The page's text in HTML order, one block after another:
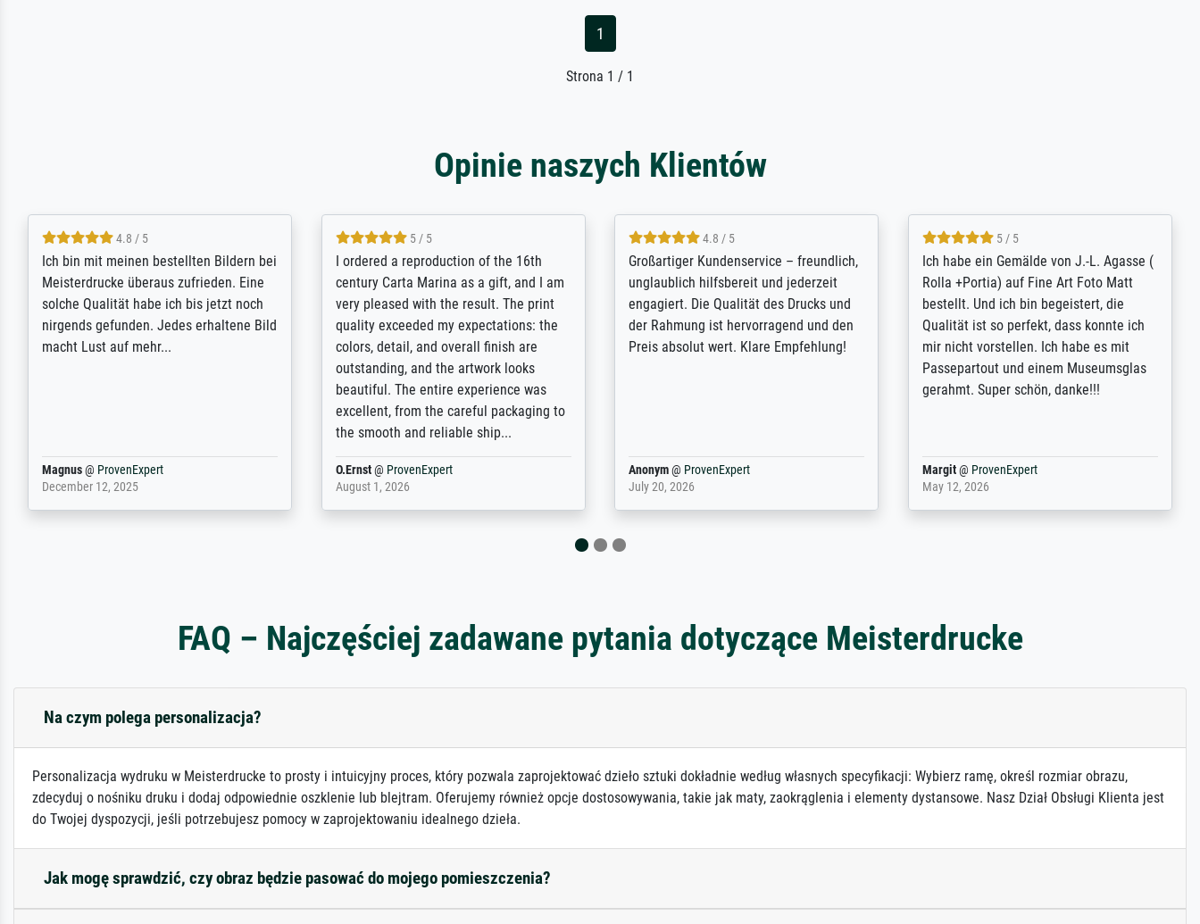
1
Strona 1 / 1
Opinie naszych Klientów
5 / 5
Rundum positive Erfahrung. Die
Ausführung des Auftrags hat eine Weile
gedauert, die angekündigte Lieferzeit
wurde aber letztlich sogar etwas
unterschritten. Die Qualität des Papiers
Dr.@ProvenExpert
February 3, 2026
5 / 5
The team at Meisterdrucke strives to
meet its clients demands, and provides
expert advice on how to obtain the best
results for the prints requested by the
client. The company has a vast
repertoire of prints to choose from, and
will provide excellent service also with
regards to prints which are not in that
repertoire. Highly recommended!
Anonym@ProvenExpert
April 22, 2026
5 / 5
Outstanding quality and customer
support. - the quality of the printing is
excellent and difficult to distinguish
from the real thing; it will be my go-to
for high-quality art prints from now on -
Anonym@ ProvenExpert
January 12, 2026
4.8 / 5
Qualité absolument irréprochable.
Extraordinaire diversité des thèmes
abordés et personnalisation des
demandes (recadrage, réajustement des
couleurs). Relation clientèle parfaite.
Transport, réception sans aucun
problème. Merci à toute l'équipe ! Hervé
Anonym@ProvenExpert
March 31, 2025
FAQ – Najczęściej zadawane pytania dotyczące Meisterdrucke
Na czym polega personalizacja?
Personalizacja wydruku w Meisterdrucke to prosty i intuicyjny proces, który pozwala zaprojektować dzieło sztuki dokładnie według własnych specyfikacji: Wybierz ramę, określ rozmiar obrazu,
zdecyduj o nośniku druku i dodaj odpowiednie oszklenie lub blejtram. Oferujemy również opcje dostosowywania, takie jak maty, zaokrąglenia i elementy dystansowe. Nasz Dział Obsługi Klienta jest
do Twojej dyspozycji, jeśli potrzebujesz pomocy w zaprojektowaniu idealnego dzieła.
Jak mogę sprawdzić, czy obraz będzie pasować do mojego pomieszczenia?